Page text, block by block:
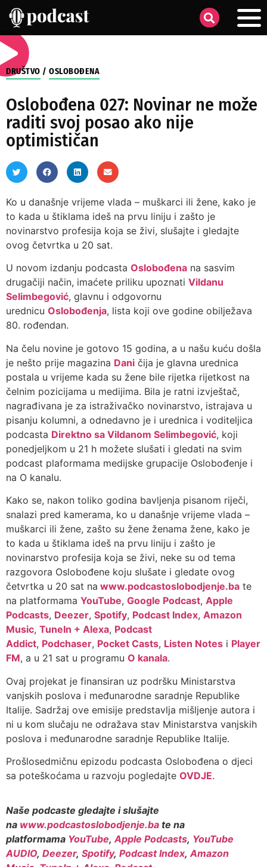
DRUŠTVO / OSLOBOĐENA
Oslobođena 027: Novinar ne može
raditi svoj posao ako nije
optimističan
Ko u današnje vrijeme vlada – muškarci ili žene, kako je
to kada u štiklama ideš na prvu liniju i zašto je
novinarstvo profesija koja se živi, slušajte i gledajte
ovog četvrtka u 20 sat.
U novom izdanju podcasta Oslobođena na sasvim
drugačiji način, imaćete priliku upoznati Vildanu
Selimbegović, glavnu i odgovornu
urednicu Oslobođenja, lista koji ove godine obilježava
80. rođendan.
Na čelu novine je gotovo 15 godina, a u našu kuću došla
je nešto prije magazina Dani čija je glavna urednica
postala u vrijeme kada su žene bile rijetka rijetkost na
čelnim pozicijama u medijima. Bila je ratni izvještač,
nagrađivana je za istraživačko novinarstvo, istrajava u
pisanju kolumni, a odnedavno je i urednica i voditeljica
podcasta Direktno sa Vildanom Selimbegović, koji
ponedjeljkom u 21 h možete slušati i gledati na svim
podcast plaformama medijske grupacije Oslobođenje i
na O kanalu.
Kako se, nakon toliko godina bavljenja pisanom riječi,
snalazi pred kamerama, ko u današnje vrijeme vlada –
muškarci ili žene, zašto su žene ženama žene, kako je
to kada u štiklama ideš na prvu liniju i zašto je
novinarstvo profesija koja se živi, neke su od tema
razgovora Oslobođene koju slušate i gledate ovog
četvrtka u 20 sat na www.podcastoslobodjenje.ba te
na platformama YouTube, Google Podcast, Apple
Podcasts, Deezer, Spotify, Podcast Index, Amazon
Music, TuneIn + Alexa, Podcast
Addict, Podchaser, Pocket Casts, Listen Notes i Player
FM, a u 21 sat u programu O kanala.
Ovaj projekat je finansiran uz podršku Ministarstva
vanjskih poslova i međunarodne saradnje Republike
Italije. Sadržaj ove emisije predstavlja mišljenje autora i
ni u kom slučaju ne odražava stav Ministarstva vanjskih
poslova i međunarodne saradnje Republike Italije.
Prošlosedmičnu epizodu podcasta Oslobođena o djeci
sa poteškoćama u razvoju pogledajte OVDJE.
Naše podcaste gledajte i slušajte
na www.podcastoslobodjenje.ba te na
platformama YouTube,Apple Podcasts, YouTube
AUDIO, Deezer, Spotify, Podcast Index,Amazon